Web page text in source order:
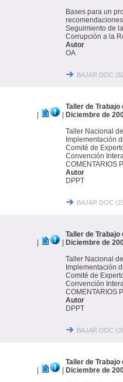
Bases para un
Seguimiento de
Corrupción a la
Autor
OA
BAJAR DOC
Taller de
Diciembre de
Taller Nacional
Implementación
Comité de
Convención
COMENTARIOS
Autor
DPPT
BAJAR DOC
Taller de
Diciembre de
Taller Nacional
Implementación
Comité de
Convención
COMENTARIOS
Autor
DPPT
BAJAR DOC
Taller de
Diciembre de